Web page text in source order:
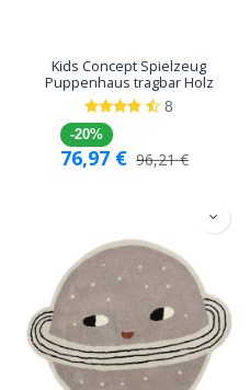
Kids Concept Spielzeug
Puppenhaus tragbar Holz
8
-20%
76,97 € 96,21€